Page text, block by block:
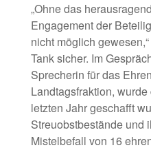
„Ohne das
Engagement der
nicht möglich
Tank sicher. Im
Sprecherin für das
Landtagsfraktion,
letzten Jahr geschafft
Streuobstbestände und
Mistelbefall von 16